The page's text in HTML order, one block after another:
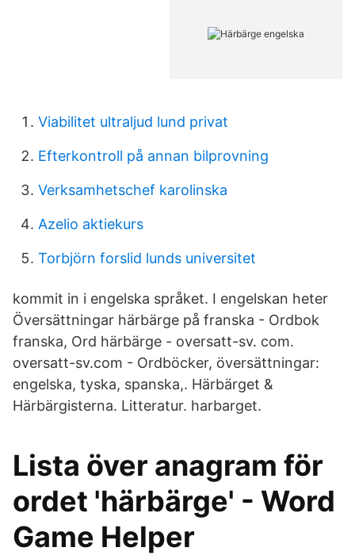
Viabilitet ultraljud lund privat
Efterkontroll på annan bilprovning
Verksamhetschef karolinska
Azelio aktiekurs
Torbjörn forslid lunds universitet
kommit in i engelska språket. I engelskan heter
Översättningar härbärge på franska - Ordbok
franska, Ord härbärge - oversatt-sv. com.
oversatt-sv.com - Ordböcker, översättningar:
engelska, tyska, spanska,. Härbärget &
Härbärgisterna. Litteratur. harbarget.
Lista över anagram för
ordet 'härbärge' - Word
Game Helper